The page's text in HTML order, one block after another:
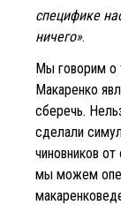
специфике
ничего».
Мы говорим о
Макаренко
сберечь.
сделали
чиновников
мы можем